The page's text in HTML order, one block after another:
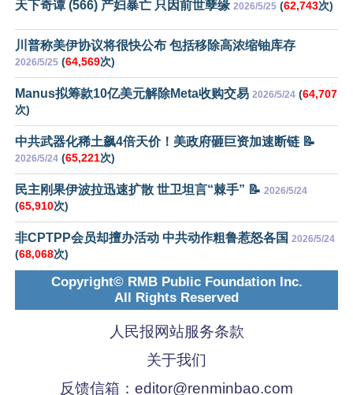
天下奇谭 (566) 产妇暴亡 只因前世孽缘 2026/5/25 (62,743次)
川普称美伊协议将很快公布 包括移除高浓缩铀库存
2026/5/25 (64,569次)
Manus拟筹款10亿美元解除Meta收购交易 2026/5/24 (64,707
次)
中共武器化稀土飙4倍天价！美政府砸巨资加速断链 📝
2026/5/24 (65,221次)
民主刚果伊波拉迅速扩散 世卫坦言“棘手” 📝 2026/5/24
(65,910次)
非CPTPP会员却擅办活动 中共动作粗鲁惹怒各国 2026/5/24
(68,068次)
Copyright© RMB Public Foundation Inc.
All Rights Reserved
人民报网站服务条款
关于我们
反馈信箱： editor@renminbao.com